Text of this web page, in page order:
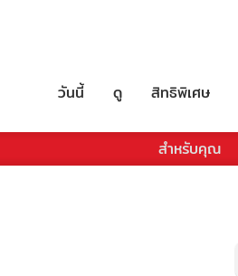
วันนี้ ดู สิทธิพิเศษ
สำหรับคุณ